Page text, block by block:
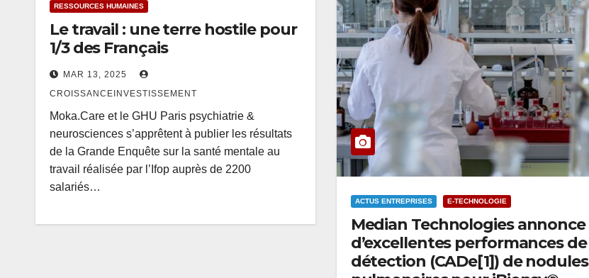
RESSOURCES HUMAINES
Le travail : une terre hostile pour
1/3 des Français
MAR 13, 2025
CROISSANCEINVESTISSEMENT
Moka.Care et le GHU Paris psychiatrie &
neurosciences s’apprêtent à publier les résultats
de la Grande Enquête sur la santé mentale au
travail réalisée par l’Ifop auprès de 2200
salariés…
ACTUS ENTREPRISES E-TECHNOLOGIE
Median Technologies annonce
d’excellentes performances de
détection (CADe[1]) de nodules